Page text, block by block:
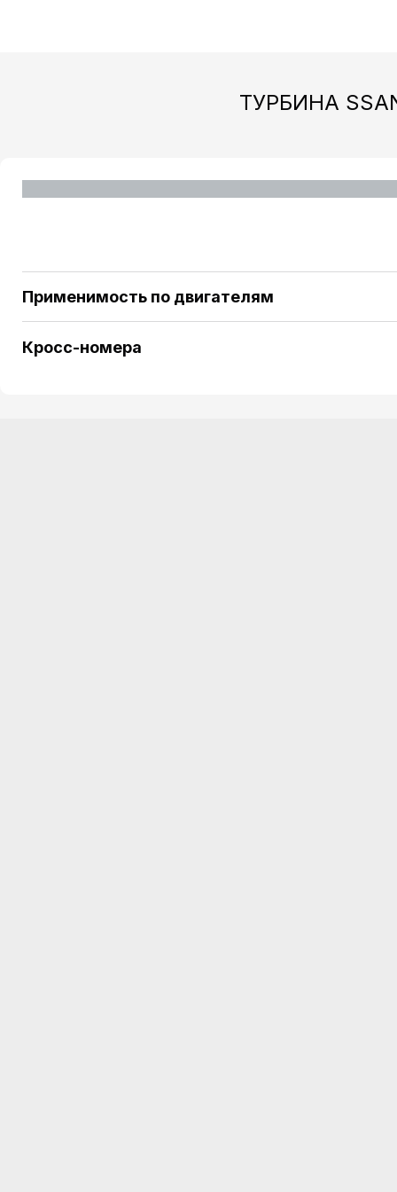
ТУРБИНА
Применимость по двигателям
SSANGYONG Kyron 2.0 Xdi 4WD [D20DT] 141 H/
Кросс-номера